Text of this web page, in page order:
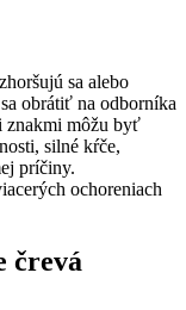
sa alebo
obrátiť na odborníka
znakmi môžu byť
silné kŕče,
príčiny.
ochoreniach
črevá